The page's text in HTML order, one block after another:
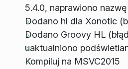
5.4.0, naprawiono
Dodano hl dla Xonotic
Dodano Groovy HL
uaktualniono
Kompiluj na MSVC2015